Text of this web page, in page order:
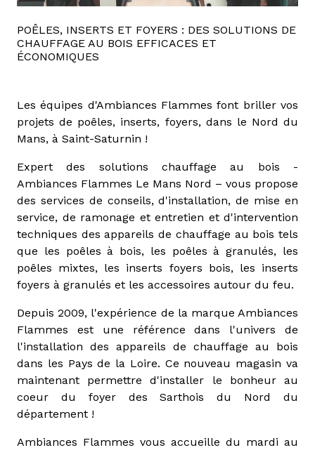
POÊLES, INSERTS ET FOYERS : DES SOLUTIONS DE
CHAUFFAGE AU BOIS EFFICACES ET
ÉCONOMIQUES
Les équipes d'Ambiances Flammes font briller vos
projets de poêles, inserts, foyers, dans le Nord du
Mans, à Saint-Saturnin !
Expert des solutions chauffage au bois -
Ambiances Flammes Le Mans Nord – vous propose
des services de conseils, d'installation, de mise en
service, de ramonage et entretien et d'intervention
techniques des appareils de chauffage au bois tels
que les poêles à bois, les poêles à granulés, les
poêles mixtes, les inserts foyers bois, les inserts
foyers à granulés et les accessoires autour du feu.
Depuis 2009, l'expérience de la marque Ambiances
Flammes est une référence dans l'univers de
l'installation des appareils de chauffage au bois
dans les Pays de la Loire. Ce nouveau magasin va
maintenant permettre d'installer le bonheur au
coeur du foyer des Sarthois du Nord du
département !
Ambiances Flammes vous accueille du mardi au